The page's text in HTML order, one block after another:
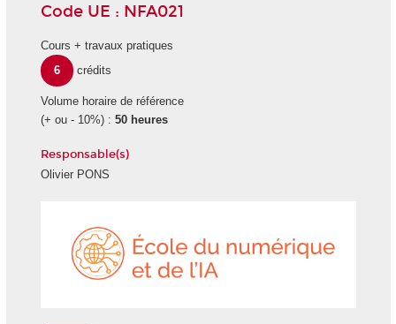
Code UE : NFA021
Cours + travaux pratiques
6
crédits
Volume horaire de référence
(+ ou - 10%) : 50 heures
Responsable(s)
Olivier PONS